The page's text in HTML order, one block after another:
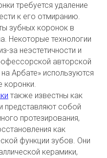
требуется удаление
к его отмиранию.
зубных коронок в
Некоторые технологии
за неэстетичности и
авторской
Арбате» используются
коронки.
также известны как
представляют собой
протезирования,
как
функции зубов. Они
керамики,